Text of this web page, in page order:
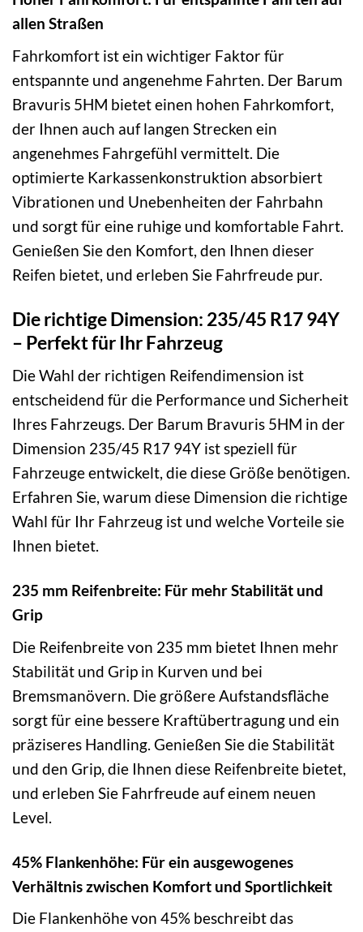
allen Straßen
Fahrkomfort ist ein wichtiger Faktor für
entspannte und angenehme Fahrten. Der Barum
Bravuris 5HM bietet einen hohen Fahrkomfort,
der Ihnen auch auf langen Strecken ein
angenehmes Fahrgefühl vermittelt. Die
optimierte Karkassenkonstruktion absorbiert
Vibrationen und Unebenheiten der Fahrbahn
und sorgt für eine ruhige und komfortable Fahrt.
Genießen Sie den Komfort, den Ihnen dieser
Reifen bietet, und erleben Sie Fahrfreude pur.
Die richtige Dimension: 235/45 R17 94Y
– Perfekt für Ihr Fahrzeug
Die Wahl der richtigen Reifendimension ist
entscheidend für die Performance und Sicherheit
Ihres Fahrzeugs. Der Barum Bravuris 5HM in der
Dimension 235/45 R17 94Y ist speziell für
Fahrzeuge entwickelt, die diese Größe benötigen.
Erfahren Sie, warum diese Dimension die richtige
Wahl für Ihr Fahrzeug ist und welche Vorteile sie
Ihnen bietet.
235 mm Reifenbreite: Für mehr Stabilität und
Grip
Die Reifenbreite von 235 mm bietet Ihnen mehr
Stabilität und Grip in Kurven und bei
Bremsmanövern. Die größere Aufstandsfläche
sorgt für eine bessere Kraftübertragung und ein
präziseres Handling. Genießen Sie die Stabilität
und den Grip, die Ihnen diese Reifenbreite bietet,
und erleben Sie Fahrfreude auf einem neuen
Level.
45% Flankenhöhe: Für ein ausgewogenes
Verhältnis zwischen Komfort und Sportlichkeit
Die Flankenhöhe von 45% beschreibt das